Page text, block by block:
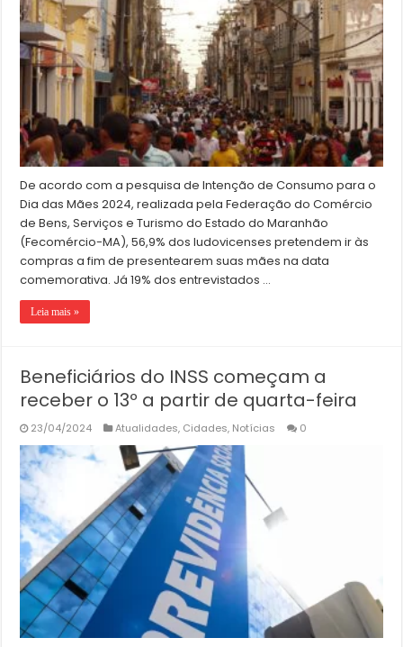
De acordo com a pesquisa de Intenção de Consumo para o
Dia das Mães 2024, realizada pela Federação do Comércio
de Bens, Serviços e Turismo do Estado do Maranhão
(Fecomércio-MA), 56,9% dos ludovicenses pretendem ir às
compras a fim de presentearem suas mães na data
comemorativa. Já 19% dos entrevistados …
Leia mais »
Beneficiários do INSS começam a
receber o 13º a partir de quarta-feira
23/04/2024 Atualidades, Cidades, Notícias 0